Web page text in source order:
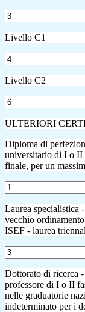
Livello C1
Livello C2
ULTERIORI
Diploma di
universitario di I o II
finale, per un
Laurea specialistica
vecchio
ISEF - laurea
Dottorato di ricerca
professore di I o II
nelle graduatorie
indeterminato per i